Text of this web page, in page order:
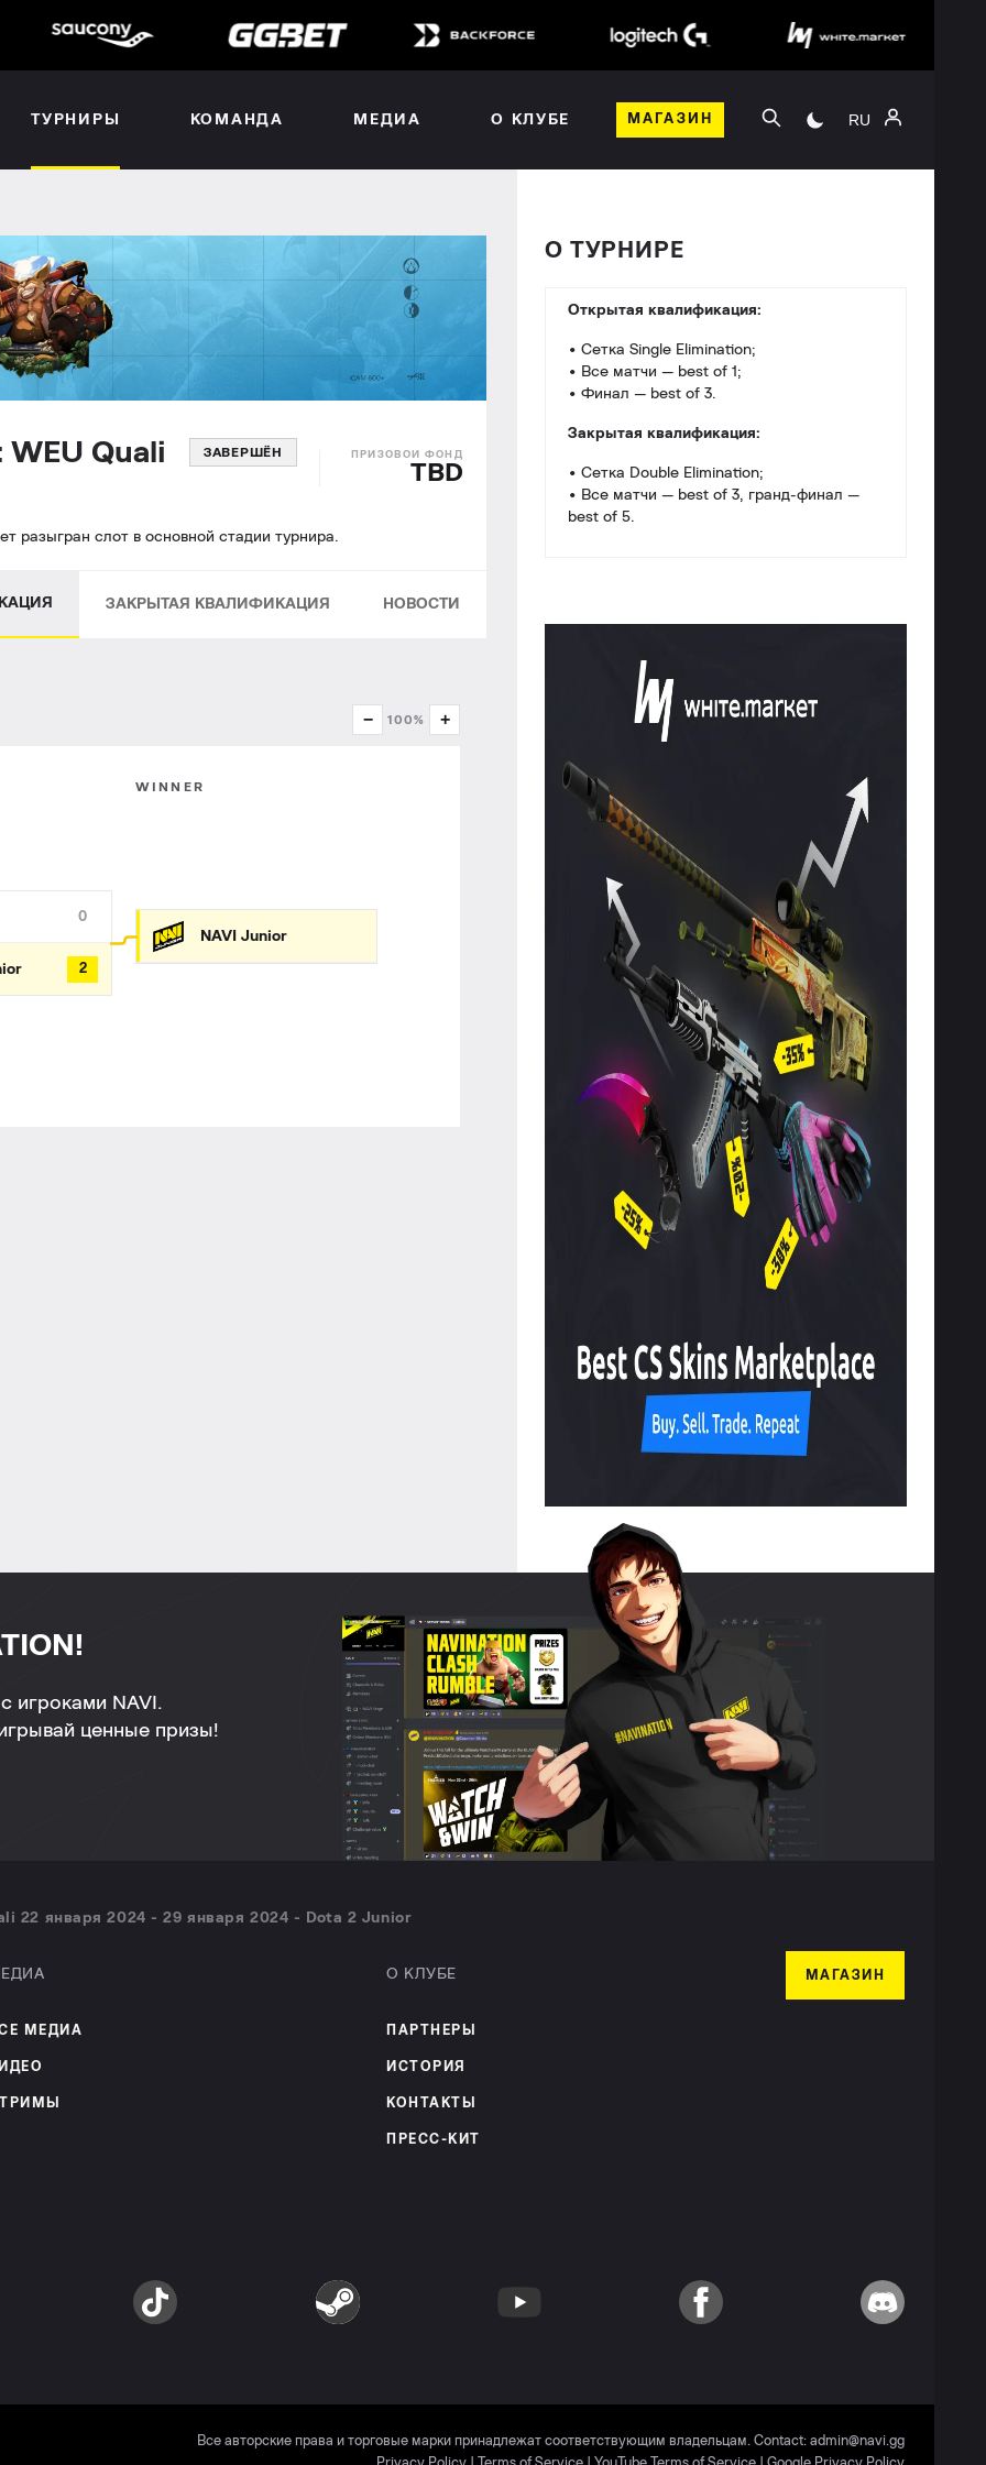
ТУРНИРЫ КОМАНДА МЕДИА О КЛУБЕ МАГАЗИН RU
WEU Quali ЗАВЕРШЁН
TBD
разыгран слот в основной стадии турнира.
ЗАКРЫТАЯ КВАЛИФИКАЦИЯ НОВОСТИ
− 100% +
0
2
WINNER
NAVI Junior
О ТУРНИРЕ
Открытая квалификация:
• Сетка Single Elimination;
• Все матчи — best of 1;
• Финал — best of 3.
Закрытая квалификация:
• Сетка Double Elimination;
• Все матчи — best of 3, гранд-финал —
best of 5.
игроками NAVI.
ценные призы!
22 января 2024 - 29 января 2024 - Dota 2 Junior
МЕДИА
О КЛУБЕ
ПАРТНЕРЫ
ИСТОРИЯ
КОНТАКТЫ
ПРЕСС-КИТ
МАГАЗИН
TikTok Steam YouTube Facebook Discord
Все авторские права и торговые марки принадлежат соответствующим владельцам. Contact: admin@navi.gg